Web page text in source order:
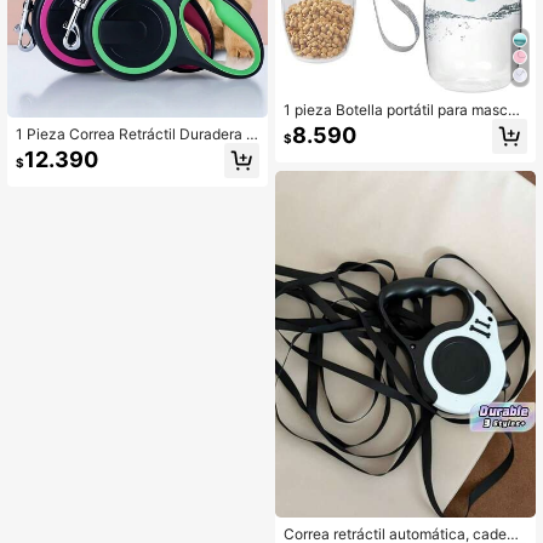
1 Pieza Correa Retráctil Duradera Y
Cómoda Para Perros Medianos - Pe
rfecta Para Aventuras Al Aire Libre
$12.390
1 pieza Botella portátil para mascot
as para perros y gatos para beber ta
lla grande agua, accesorios para sal
$8.590
Correa retráctil automática, cadena